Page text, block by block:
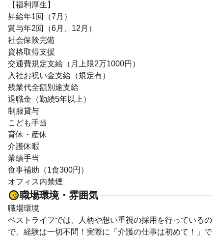
【福利厚生】
昇給年1回（7月）
賞与年2回（6月、12月）
社会保険完備
資格取得支援
交通費規定支給（月上限2万1000円）
入社お祝い金支給（規定有）
残業代全額別途支給
退職金（勤続5年以上）
制服貸与
こども手当
育休・産休
介護休暇
業績手当
食事補助（1食300円）
オフィス内禁煙
職場環境・雰囲気
職場環境
ベストライフでは、人柄や想い重視の採用を行っているの
で、経験は一切不問！実際に「介護の仕事は初めて！」で